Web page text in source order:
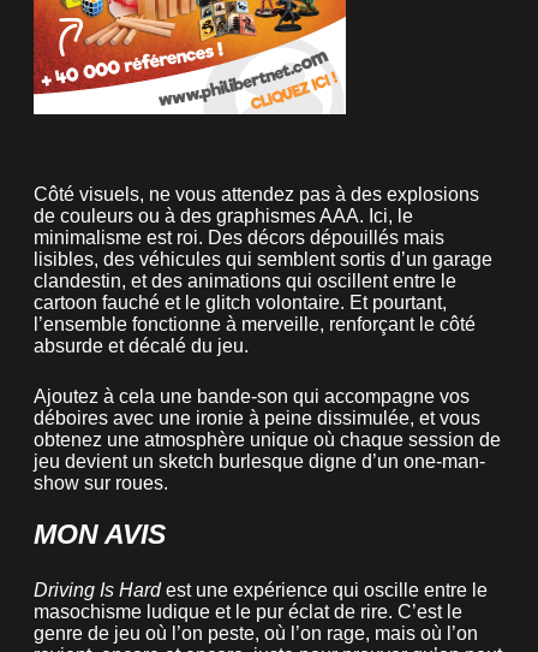
Côté visuels, ne vous attendez pas à des explosions
de couleurs ou à des graphismes AAA. Ici, le
minimalisme est roi. Des décors dépouillés mais
lisibles, des véhicules qui semblent sortis d’un garage
clandestin, et des animations qui oscillent entre le
cartoon fauché et le glitch volontaire. Et pourtant,
l’ensemble fonctionne à merveille, renforçant le côté
absurde et décalé du jeu.
Ajoutez à cela une bande-son qui accompagne vos
déboires avec une ironie à peine dissimulée, et vous
obtenez une atmosphère unique où chaque session de
jeu devient un sketch burlesque digne d’un one-man-
show sur roues.
MON AVIS
Driving Is Hardest une expérience qui oscille entre le
masochisme ludique et le pur éclat de rire. C’est le
genre de jeu où l’on peste, où l’on rage, mais où l’on